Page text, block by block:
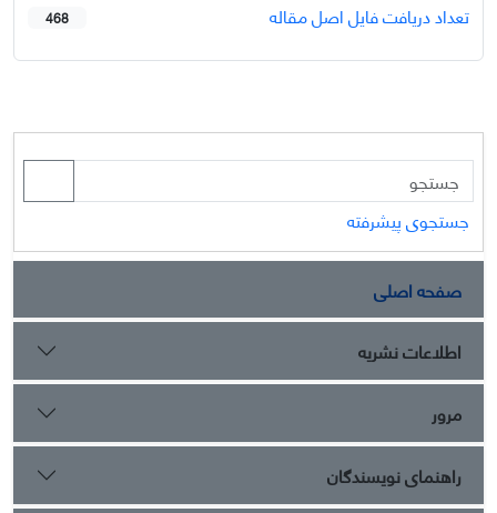
تعداد دریافت فایل اصل مقاله 468
جستجوی پیشرفته
صفحه اصلی
اطلاعات نشریه
مرور
راهنمای نویسندگان